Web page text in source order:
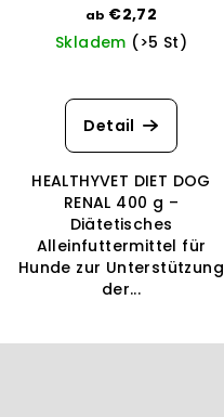
Huhn und Schwein
ab €2,72
Skladem (>5 St)
Detail
HEALTHYVET DIET DOG
RENAL 400 g –
Diätetisches
Alleinfuttermittel für
Hunde zur Unterstützung
der...